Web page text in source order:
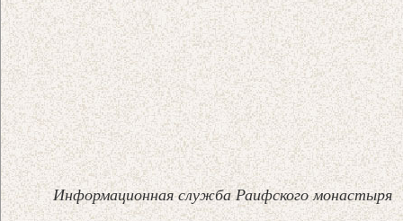
Информационная служба Раифского монастыря